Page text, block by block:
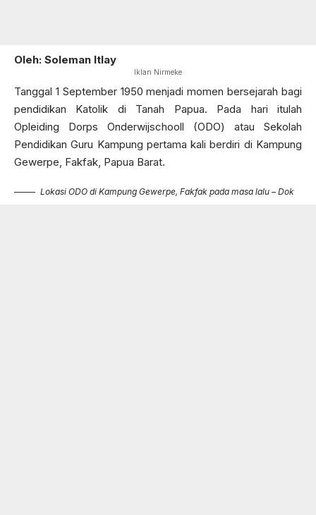
Oleh: Soleman Itlay
Iklan Nirmeke
Tanggal 1 September 1950 menjadi momen bersejarah bagi
pendidikan Katolik di Tanah Papua. Pada hari itulah
Opleiding Dorps Onderwijschooll (ODO) atau Sekolah
Pendidikan Guru Kampung pertama kali berdiri di Kampung
Gewerpe, Fakfak, Papua Barat.
Lokasi ODO di Kampung Gewerpe, Fakfak pada masa lalu – Dok